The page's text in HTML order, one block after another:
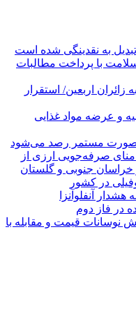
با پرداخت مطالبات
خدمت به زائران اربعین/ استقرار
و عرضه مواد غذایی
مستمر رصد می‌شود
صرفه‌جویی ارزی از
خراسان جنوبی و گلستان
آنفلوآنزا
در فاز دوم
نوسانات قیمت و مقابله با